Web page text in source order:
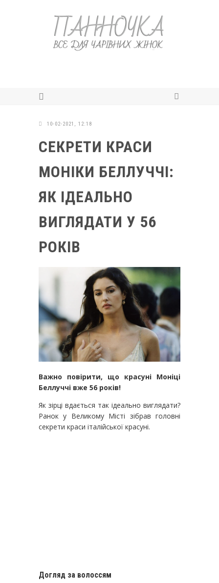
10-02-2021, 12:18
СЕКРЕТИ КРАСИ
МОНІКИ БЕЛЛУЧЧІ:
ЯК ІДЕАЛЬНО
ВИГЛЯДАТИ У 56
РОКІВ
Важно повірити, що красуні Моніці
Беллуччі вже 56 років!
Як зірці вдається так ідеально виглядати?
Ранок у Великому Місті зібрав головні
секрети краси італійської красуні.
Догляд за волоссям